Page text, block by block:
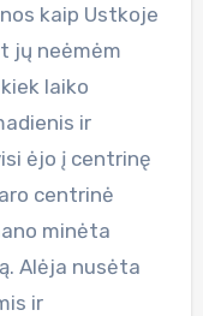
kaip Ustkoje
jų neėmėm
laiko
ir
ėjo į centrinę
centrinė
minėta
Alėja nusėta
ir